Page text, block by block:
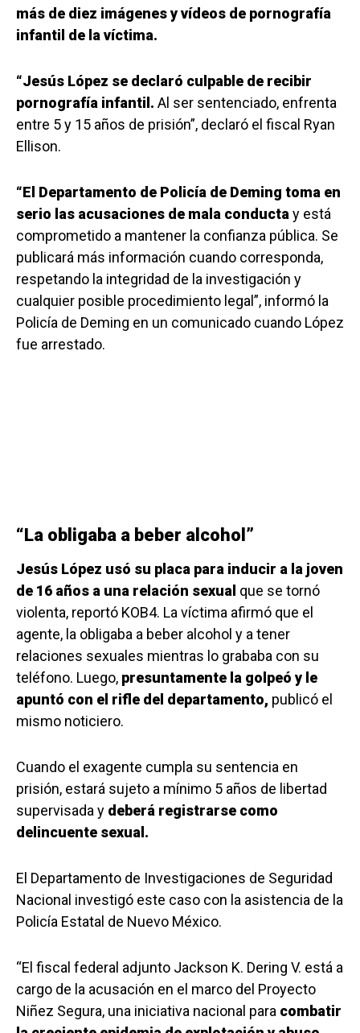
más de diez imágenes y vídeos de pornografía
infantil de la víctima.
“Jesús López se declaró culpable de recibir
pornografía infantil. Al ser sentenciado, enfrenta
entre 5 y 15 años de prisión”, declaró el fiscal Ryan
Ellison.
“El Departamento de Policía de Deming toma en
serio las acusaciones de mala conductay está
comprometido a mantener la confianza pública. Se
publicará más información cuando corresponda,
respetando la integridad de la investigación y
cualquier posible procedimiento legal”, informó la
Policía de Deming en un comunicado cuando López
fue arrestado.
“La obligaba a beber alcohol”
Jesús López usó su placa para inducir a la joven
de 16 años a una relación sexual que se tornó
violenta, reportó KOB4. La víctima afirmó que el
agente, la obligaba a beber alcohol y a tener
relaciones sexuales mientras lo grababa con su
teléfono. Luego, presuntamente la golpeó y le
apuntó con el rifle del departamento, publicó el
mismo noticiero.
Cuando el exagente cumpla su sentencia en
prisión, estará sujeto a mínimo 5 años de libertad
supervisada y deberá registrarse como
delincuente sexual.
El Departamento de Investigaciones de Seguridad
Nacional investigó este caso con la asistencia de la
Policía Estatal de Nuevo México.
“El fiscal federal adjunto Jackson K. Dering V. está a
cargo de la acusación en el marco del Proyecto
Niñez Segura, una iniciativa nacional para combatir